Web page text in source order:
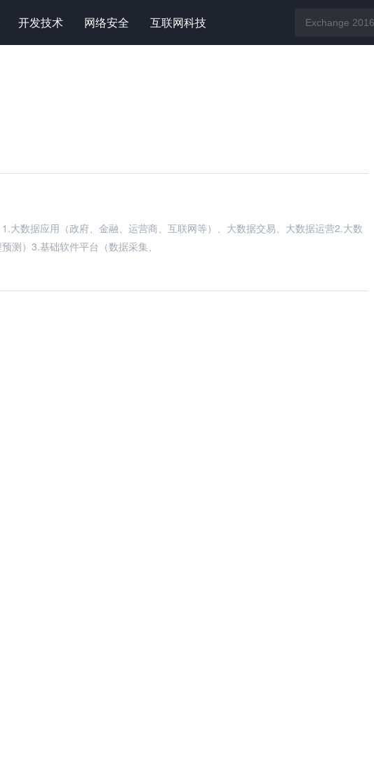
开发技术 网络安全 互联网科技
大数据应用（政府、金融、运营商、互联网等）、大数据交易、大数据运营2.大数
测）3.基础软件平台（数据采集、